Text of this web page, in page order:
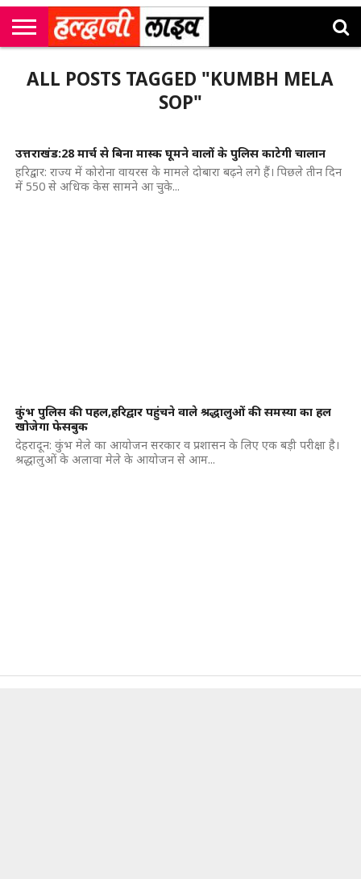
सी
एम
कॉर्नर
उत्तराखंड
न्यूज़
खेल
मनोरंजन
सम्पादकीय
जॉब
अलर्ट्स
ALL POSTS TAGGED "KUMBH MELA
SOP"
उत्तराखंड:28 मार्च से बिना मास्क घूमने वालों के पुलिस काटेगी चालान
हरिद्वार: राज्य में कोरोना वायरस के मामले दोबारा बढ़ने लगे हैं। पिछले तीन दिन
में 550 से अधिक केस सामने आ चुके...
कुंभ पुलिस की पहल,हरिद्वार पहुंचने वाले श्रद्धालुओं की समस्या का हल
खोजेगा फेसबुक
देहरादून: कुंभ मेले का आयोजन सरकार व प्रशासन के लिए एक बड़ी परीक्षा है।
श्रद्धालुओं के अलावा मेले के आयोजन से आम...